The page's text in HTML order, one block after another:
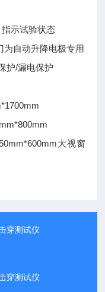
示试验状态
为自动升降电极专用
护/漏电保护
大视窗
穿测试仪
穿测试仪